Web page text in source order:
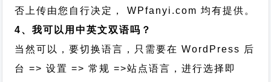
否上传由您自行决定， WPfanyi.com 均有提供。
4、我可以用中英文双语吗？
当然可以，要切换语言，只需要在 WordPress 后
台 => 设置 => 常规 =>站点语言，进行选择即